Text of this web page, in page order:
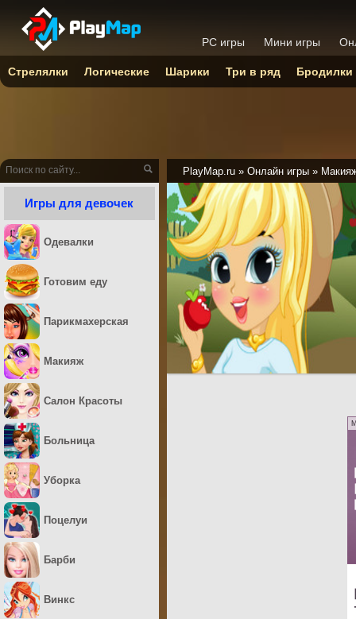
PlayMap.ru » Онлайн игры »
Игры для девочек
Одевалки
Готовим еду
Парикмахерская
Макияж
Салон Красоты
Больница
Уборка
Поцелуи
Барби
Винкс
PC игры Мини игры
Стрелялки Логические Шарики Три в ряд Бродилки